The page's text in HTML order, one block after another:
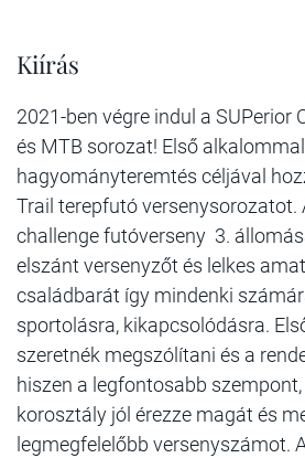
Kiírás
2021-ben végre indul a SUPerior
és MTB sorozat! Első
hagyományteremtés céljával
Trail terepfutó versenysorozatot.
challenge futóverseny 3.
elszánt versenyzőt és lelkes
családbarát így mindenki
sportolásra, kikapcsolódásra.
szeretnék megszólítani és a
hiszen a legfontosabb
korosztály jól érezze magát és
legmegfelelőbb versenyszámot.